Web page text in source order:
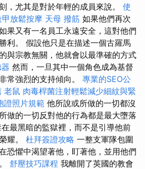
，尤其是對於年輕的成員來說。 使
甲放鬆按摩 天母 撥筋 如果他們再次
果又有一名員工永遠安全，這對他們
利。 假設他只是在描述一個古羅馬
與宗教無關，他就會以最準確的方式
然而，一旦其中一個角色成為基督
常強烈的支持傾向。 專業的SEO公
老鼠 肉毒桿菌注射輕鬆減少細紋與緊
證照片規範 他所說或所做的一切都沒
做的一切反對他的行為都是最大墮落
最黑暗的監獄裡，而不是引導他前
耀。 杜拜簽證攻略 一整支軍隊包圍
恐懼中渴望著他，盯著他，並用他們
舒壓技巧課程 我離開了英國的教會